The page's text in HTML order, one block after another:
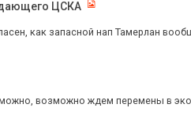
ЦСКА
как запасной нап Тамерлан
возможно ждем перемены в